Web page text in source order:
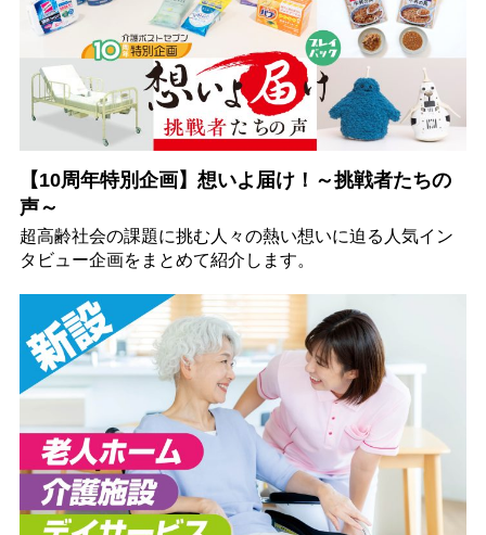
【10周年特別企画】想いよ届け！～挑戦者たちの
声～
超高齢社会の課題に挑む人々の熱い想いに迫る人気イン
タビュー企画をまとめて紹介します。